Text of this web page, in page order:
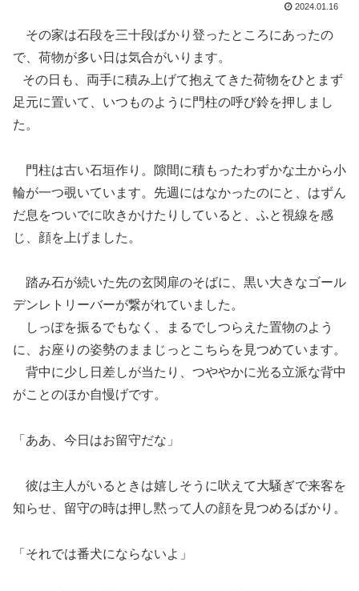
2024.01.16
その家は石段を三十段ばかり登ったところにあったの
で、荷物が多い日は気合がいります。
その日も、両手に積み上げて抱えてきた荷物をひとまず
足元に置いて、いつものように門柱の呼び鈴を押しまし
た。
門柱は古い石垣作り。隙間に積もったわずかな土から小
輪が一つ覗いています。先週にはなかったのにと、はずん
だ息をついでに吹きかけたりしていると、ふと視線を感
じ、顔を上げました。
踏み石が続いた先の玄関扉のそばに、黒い大きなゴール
デンレトリーバーが繋がれていました。
しっぽを振るでもなく、まるでしつらえた置物のよう
に、お座りの姿勢のままじっとこちらを見つめています。
背中に少し日差しが当たり、つややかに光る立派な背中
がことのほか自慢げです。
「ああ、今日はお留守だな」
彼は主人がいるときは嬉しそうに吠えて大騒ぎで来客を
知らせ、留守の時は押し黙って人の顔を見つめるばかり。
「それでは番犬にならないよ」